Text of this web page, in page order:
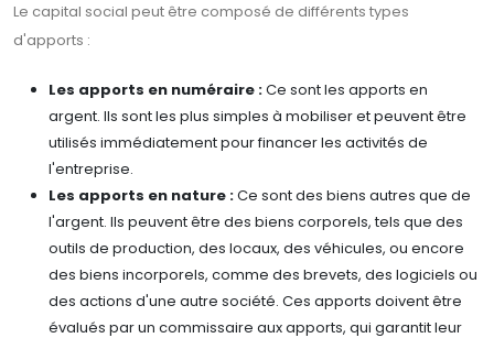
Le capital social peut être composé de différents types
d'apports :
Les apports en numéraire :Ce sont les apports en
argent. Ils sont les plus simples à mobiliser et peuvent être
utilisés immédiatement pour financer les activités de
l'entreprise.
Les apports en nature :Ce sont des biens autres que de
l'argent. Ils peuvent être des biens corporels, tels que des
outils de production, des locaux, des véhicules, ou encore
des biens incorporels, comme des brevets, des logiciels ou
des actions d'une autre société. Ces apports doivent être
évalués par un commissaire aux apports, qui garantit leur